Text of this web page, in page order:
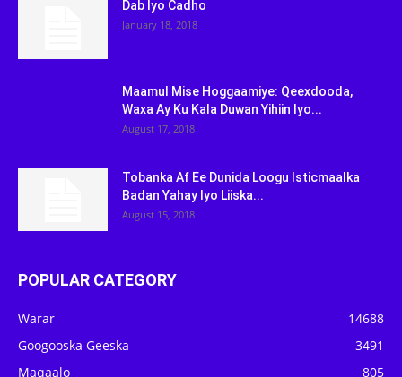
Dab Iyo Cadho
January 18, 2018
Maamul Mise Hoggaamiye: Qeexdooda,
Waxa Ay Ku Kala Duwan Yihiin Iyo...
August 17, 2018
Tobanka Af Ee Dunida Loogu Isticmaalka
Badan Yahay Iyo Liiska...
August 15, 2018
POPULAR CATEGORY
Warar
14688
Googooska Geeska
3491
Maqaalo
805